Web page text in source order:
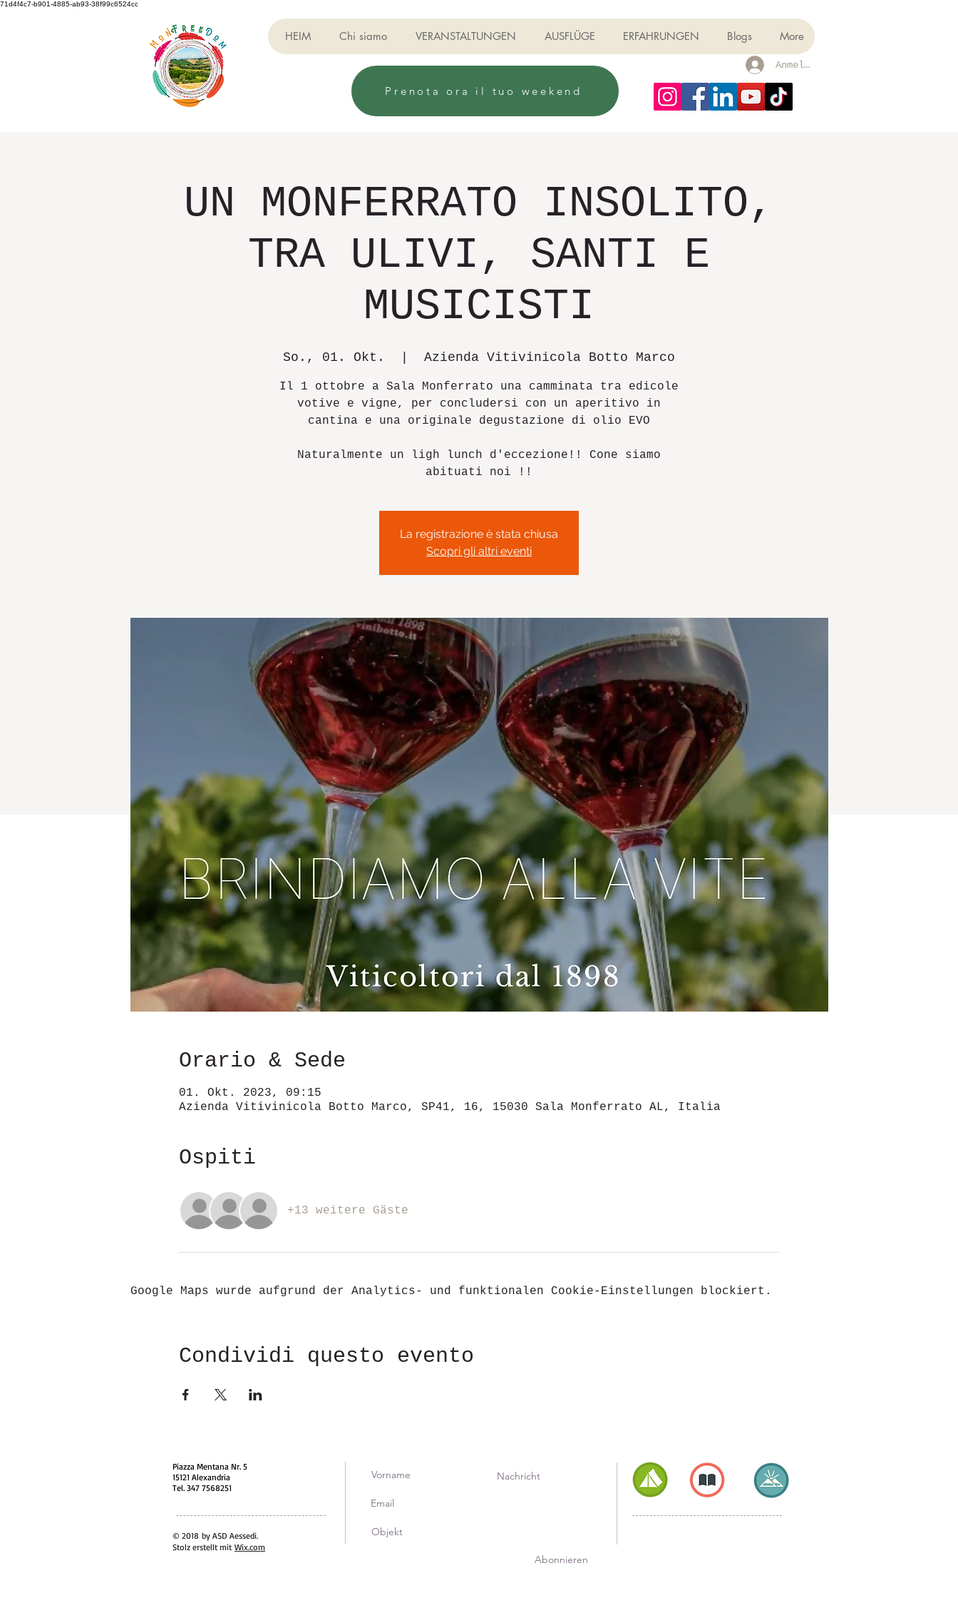
71d4f4c7-b901-4885-ab93-38f99c6524cc
HEIM Chi siamo VERANSTALTUNGEN AUSFLÜGE ERFAHRUNGEN Blogs More
Anmelden
Prenota ora il tuo weekend
UN MONFERRATO INSOLITO,
TRA ULIVI, SANTI E
MUSICISTI
So., 01. Okt. Azienda Vitivinicola Botto Marco
Il 1 ottobre a Sala Monferrato una camminata tra edicole
votive e vigne, per concludersi con un aperitivo in
cantina e una originale degustazione di olio EVO
Naturalmente un ligh lunch d'eccezione!! Cone siamo
abituati noi !!
La registrazione è stata chiusa
Scopri gli altri eventi
Orario & Sede
01. Okt. 2023, 09:15
Azienda Vitivinicola Botto Marco, SP41, 16, 15030 Sala Monferrato AL, Italia
Ospiti
+13 weitere Gäste
Google Maps wurde aufgrund der Analytics- und funktionalen Cookie-Einstellungen blockiert.
Condividi questo evento
Piazza Mentana Nr. 5
15121 Alexandria
Tel. 347 7568251
© 2018 by ASD Aessedi.
Stolz erstellt mit Wix.com
Abonnieren